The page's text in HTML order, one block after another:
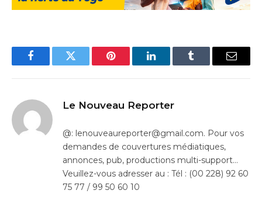
FacebookTwitter Pinterest LinkedInTumblr Email
Le Nouveau Reporter
@: lenouveaureporter@gmail.com. Pour vos
demandes de couvertures médiatiques,
annonces, pub, productions multi-support…
Veuillez-vous adresser au : Tél : (00 228) 92 60
75 77 / 99 50 60 10